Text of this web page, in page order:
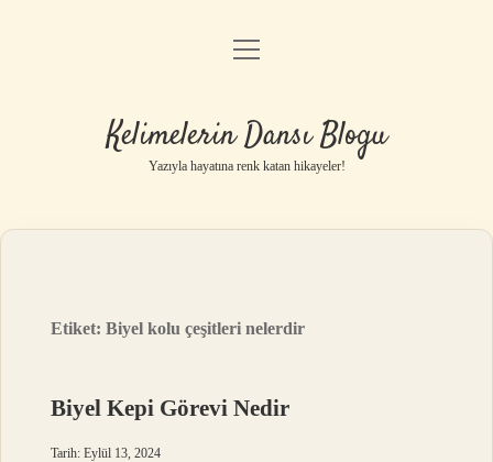
Anasayfa
Yasal Uyarı
menüyü
Kelimelerin Dansı Blogu
Yazıyla hayatına renk katan hikayeler!
Etiket:Biyel kolu çeşitleri nelerdir
Biyel Kepi Görevi Nedir
Tarih: Eylül 13, 2024